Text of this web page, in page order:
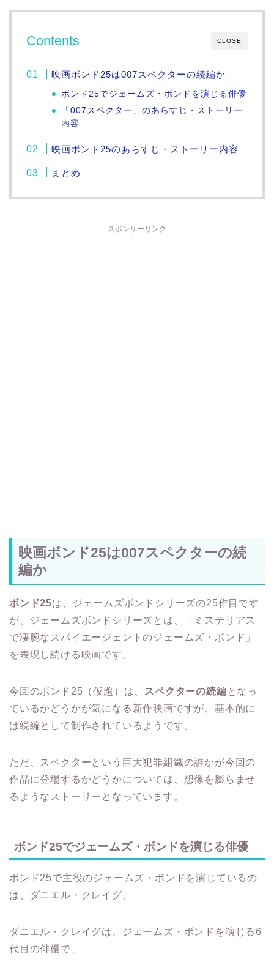
CLOSE
Contents
映画ボンド25は007スペクターの続編か
ボンド25でジェームズ・ボンドを演じる俳優
「007スペクター」のあらすじ・ストーリー
内容
映画ボンド25のあらすじ・ストーリー内容
まとめ
スポンサーリンク
映画ボンド25は007スペクターの続
編か
ボンド25は、ジェームズボンドシリーズの25作目です
が、ジェームズボンドシリーズとは、「ミステリアス
で凄腕なスパイエージェントのジェームズ・ボンド」
を表現し続ける映画です。
今回のボンド25（仮題）は、 スペクターの続編 となっ
ているかどうかが気になる新作映画ですが、基本的に
は続編として制作されているようです。
ただ、スペクターという巨大犯罪組織の誰かが今回の
作品に登場するかどうかについては、想像を膨らませ
るようなストーリーとなっています。
ボンド25でジェームズ・ボンドを演じる俳優
ボンド25で主役のジェームズ・ボンドを演じているの
は、ダニエル・クレイグ。
ダニエル・クレイグは、ジェームズ・ボンドを演じる6
代目の俳優で、